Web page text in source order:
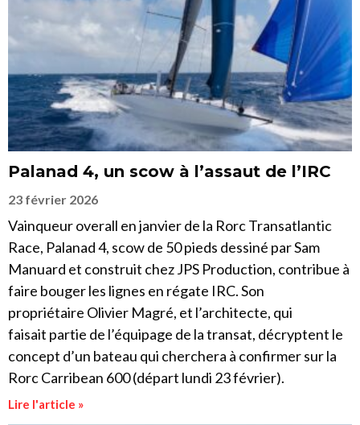
Palanad 4, un scow à l’assaut de l’IRC
23 février 2026
Vainqueur overall en janvier de la Rorc Transatlantic
Race, Palanad 4, scow de 50 pieds dessiné par Sam
Manuard et construit chez JPS Production, contribue à
faire bouger les lignes en régate IRC. Son
propriétaire Olivier Magré, et l’architecte, qui
faisait partie de l’équipage de la transat, décryptent le
concept d’un bateau qui cherchera à confirmer sur la
Rorc Carribean 600 (départ lundi 23 février).
Lire l'article »